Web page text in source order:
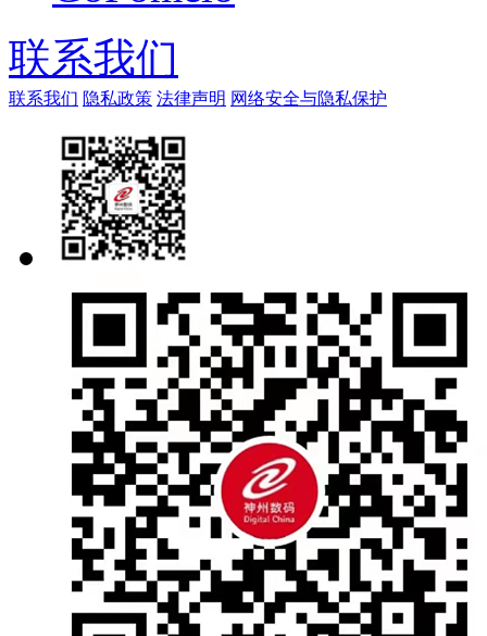
联系我们
联系我们 隐私政策 法律声明 网络安全与隐私保护